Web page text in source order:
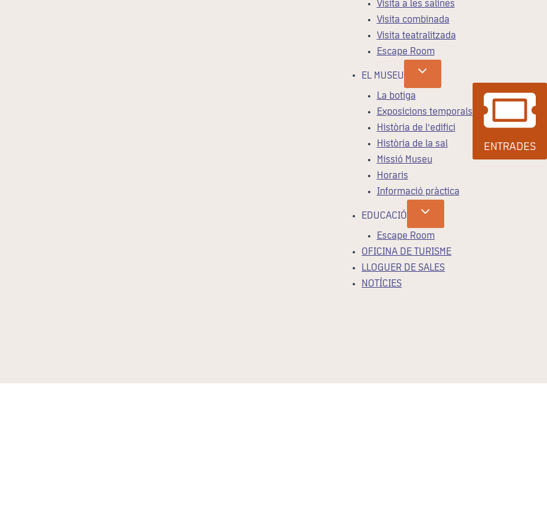
Visita a les salines
Visita combinada
Visita teatralitzada
Escape Room
EL MUSEU
La botiga
Exposicions temporals
Història de l’edifici
Història de la sal
Missió Museu
Horaris
Informació pràctica
EDUCACIÓ
Escape Room
OFICINA DE TURISME
LLOGUER DE SALES
NOTÍCIES
ENTRADES